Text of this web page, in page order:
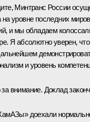
Минтранс России
на уровне последних
и мы обладаем
Я абсолютно уверен,
и уровень
внимание. Доклад
доехали